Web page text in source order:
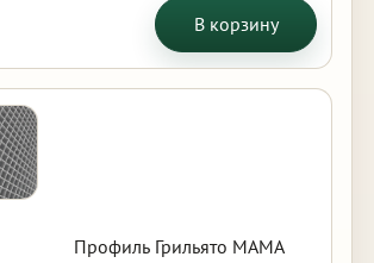
В корзину
Профиль Грильято МАМА